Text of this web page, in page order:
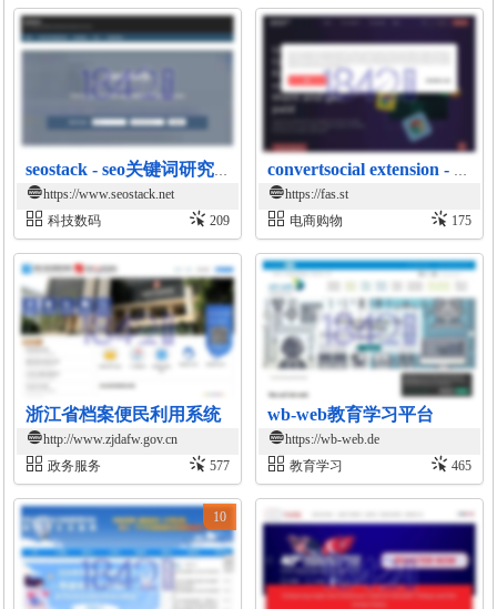
seostack - seo关键词研究工具
https://www.seostack.net
科技数码
209
convertsocial extension - 通过链接推广赚取收入
https://fas.st
电商购物
175
浙江省档案便民利用系统
http://www.zjdafw.gov.cn
政务服务
577
wb-web教育学习平台
https://wb-web.de
教育学习
465
10